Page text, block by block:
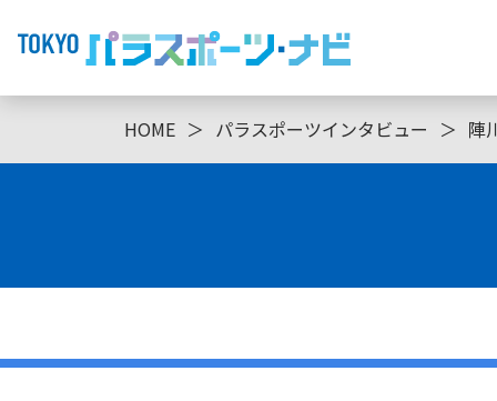
HOME ＞ パラスポーツインタビュー ＞ 陣